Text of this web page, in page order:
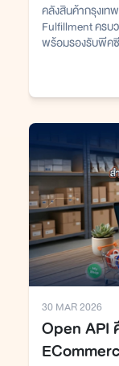
คลังสินค้ากรุงเท
Fulfillment ครบ
พร้อมรองรับพีค
30 MAR 2026
Open API